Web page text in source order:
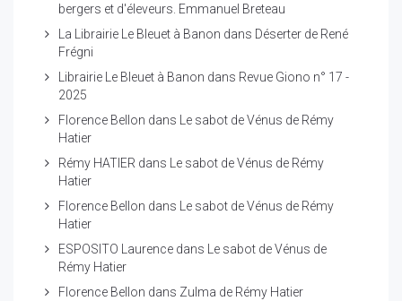
bergers et d'éleveurs. Emmanuel Breteau
La Librairie Le Bleuet à Banon dans Déserter de René
Frégni
Librairie Le Bleuet à Banon dans Revue Giono n° 17 -
2025
Florence Bellon dans
Le sabot de Vénus de Rémy
Hatier
Rémy HATIER dans
Le sabot de Vénus de Rémy
Hatier
Florence Bellon dans
Le sabot de Vénus de Rémy
Hatier
ESPOSITO Laurence dans
Le sabot de Vénus de
Rémy Hatier
Florence Bellon dans Zulma de Rémy Hatier